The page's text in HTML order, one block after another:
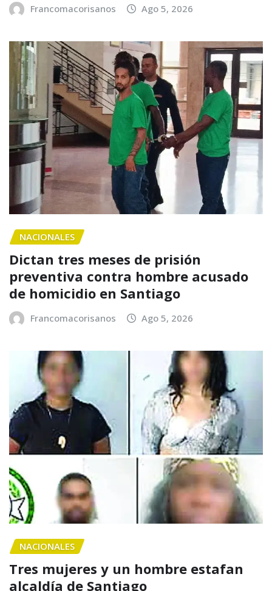
Francomacorisanos Ago 5, 2026
NACIONALES
Dictan tres meses de prisión
preventiva contra hombre acusado
de homicidio en Santiago
Francomacorisanos Ago 5, 2026
NACIONALES
Tres mujeres y un hombre estafan
alcaldía de Santiago